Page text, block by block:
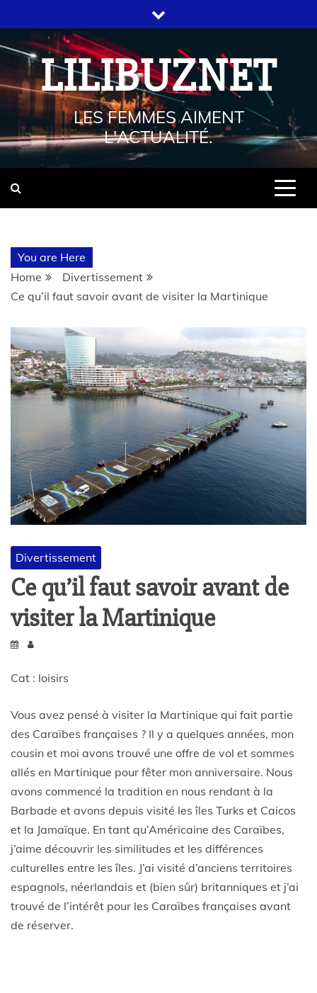
LILIBUZNET
LES FEMMES AIMENT
L'ACTUALITÉ.
You are Here
Home
Divertissement
Ce qu’il faut savoir avant de visiter la Martinique
Divertissement
Ce qu’il faut savoir avant de
visiter la Martinique
Cat : loisirs
Vous avez pensé à visiter la Martinique qui fait partie
des Caraïbes françaises ? Il y a quelques années, mon
cousin et moi avons trouvé une offre de vol et sommes
allés en Martinique pour fêter mon anniversaire. Nous
avons commencé la tradition en nous rendant à la
Barbade et avons depuis visité les îles Turks et Caicos
et la Jamaïque. En tant qu’Américaine des Caraïbes,
j’aime découvrir les similitudes et les différences
culturelles entre les îles. J’ai visité d’anciens territoires
espagnols, néerlandais et (bien sûr) britanniques et j’ai
trouvé de l’intérêt pour les Caraïbes françaises avant
de réserver.